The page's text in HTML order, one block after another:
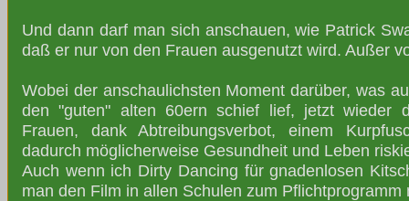
Und dann darf man sich anschauen, wie Patrick
daß er nur von den Frauen ausgenutzt wird. Außer
Wobei der anschaulichsten Moment darüber, was
den "guten" alten 60ern schief lief, jetzt wieder
Frauen, dank Abtreibungsverbot, einem
dadurch möglicherweise Gesundheit und Leben
Auch wenn ich Dirty Dancing für gnadenlosen
man den Film in allen Schulen zum Pflichtprogramm